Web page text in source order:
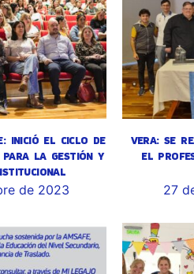
INICIÓ EL CICLO DE
PARA LA GESTIÓN Y
de 2023
VERA: SE
EL
27